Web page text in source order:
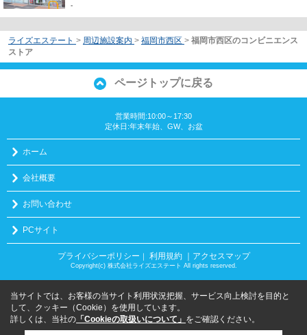
-
ライズエステート > 周辺施設案内 > 福岡市西区 > 福岡市西区のコンビニエンス
ストア
ページトップに戻る
営業時間:10:00～17:30
定休日:年末年始、GW、お盆
ホーム
会社概要
お問い合わせ
PCサイト
プライバシーポリシー ｜ 利用規約 ｜アクセスマップ
Copyright(c) 株式会社ライズエステート All rights reserved.
当サイトでは、お客様の当サイト利用状況把握、サービス向上検討を目的と
して、クッキー（Cookie）を使用しています。
詳しくは、当社の 「Cookieの取扱いについて」 をご確認ください。